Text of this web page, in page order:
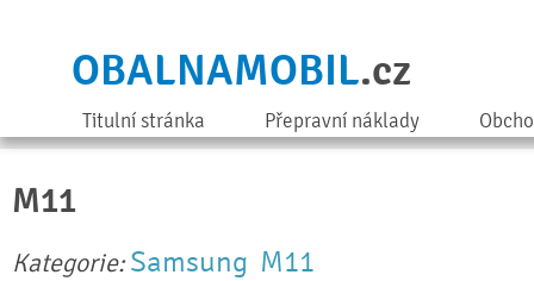
OBALNAMOBIL.cz
Titulní stránka Přepravní náklady
M11
Kategorie: Samsung M11